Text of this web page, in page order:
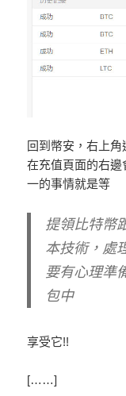
回到幣安，右上
在充值頁面的右
一的事情就是等
提領比特幣
本技術，處
要有心理準
包中
享受它!!
[……]